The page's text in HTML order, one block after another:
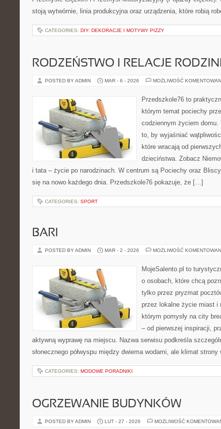
stoją wytwórnie, linia produkcyjna oraz urządzenia, które robią
CATEGORIES: DIY: DEKORACJE I MOTYWY PIZZY
RODZEŃSTWO I RELACJE
POSTED BY ADMIN MAR - 6 - 2026 MOŻLIWOŚĆ
Przedszkole76 to
którym temat pociechy
codziennym życiem domu.
to, by wyjaśniać
które wracają od
dzieciństwa. Zobacz
i tata – życie po narodzinach. W centrum są Pociechy oraz
się na nowo każdego dnia. Przedszkole76 pokazuje, że […]
CATEGORIES: SPORT
BARI
POSTED BY ADMIN MAR - 2 - 2026 MOŻLIWOŚĆ
MojeSalento.pl to
o osobach, które chcą
tylko przez pryzmat
przez lokalne życie miast i
którym pomysły na city
– od pierwszej inspiracji,
aktywną wyprawę na miejscu. Nazwa serwisu podkreśla
słonecznego półwyspu między dwiema wodami, ale klimat
CATEGORIES: MODOWE PORADNIKI
OGRZEWANIE BUDYNKÓW
POSTED BY ADMIN LUT - 27 - 2026 MOŻLIWOŚĆ